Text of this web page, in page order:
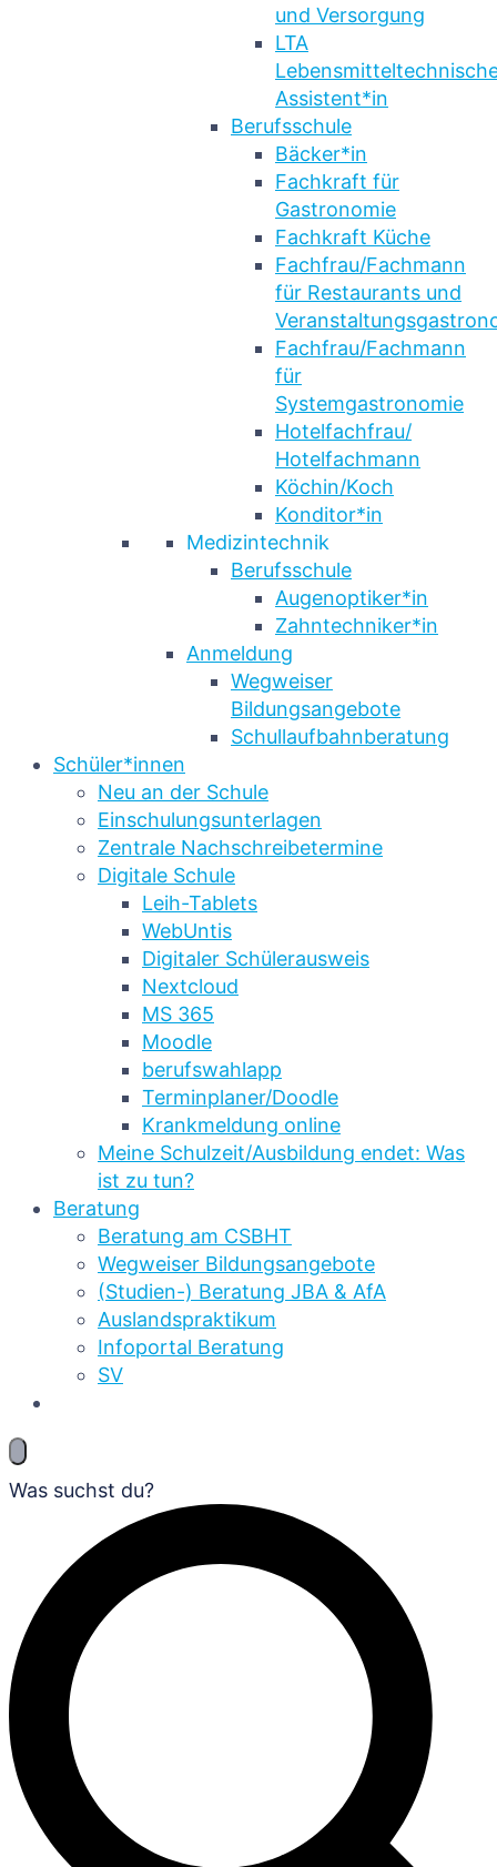
und Versorgung
LTA
Assistent*in
Berufsschule
Bäcker*in
Fachkraft für
Gastronomie
Fachkraft Küche
Fachfrau/Fachmann
für Restaurants und
Fachfrau/Fachmann
für
Systemgastronomie
Hotelfachfrau/
Hotelfachmann
Köchin/Koch
Konditor*in
Medizintechnik
Berufsschule
Augenoptiker*in
Zahntechniker*in
Anmeldung
Wegweiser
Bildungsangebote
Schullaufbahnberatung
Schüler*innen
Neu an der Schule
Einschulungsunterlagen
Zentrale Nachschreibetermine
Digitale Schule
Leih-Tablets
WebUntis
Digitaler Schülerausweis
Nextcloud
MS 365
Moodle
berufswahlapp
Terminplaner/Doodle
Krankmeldung online
Meine Schulzeit/Ausbildung endet: Was
ist zu tun?
Beratung
Beratung am CSBHT
Wegweiser Bildungsangebote
(Studien-) Beratung JBA & AfA
Auslandspraktikum
Infoportal Beratung
SV
Was suchst du?